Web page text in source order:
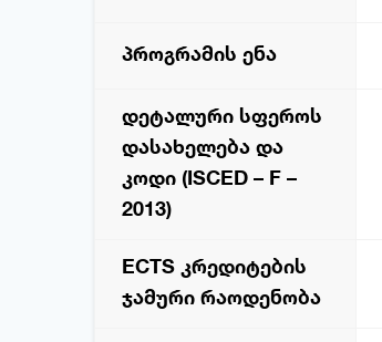
პროგრამის ენა
დეტალური სფეროს
დასახელება და
კოდი (ISCED – F –
2013)
ECTS კრედიტების
ჯამური რაოდენობა